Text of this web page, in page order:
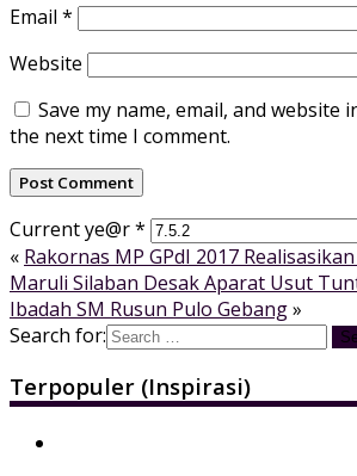
Email *
Website
Save my name, email, and website
the next time I comment.
Current ye@r*
« Rakornas MP GPdI 2017
Maruli Silaban Desak Aparat Usut
Ibadah SM Rusun Pulo Gebang»
Search for:
Terpopuler (Inspirasi)